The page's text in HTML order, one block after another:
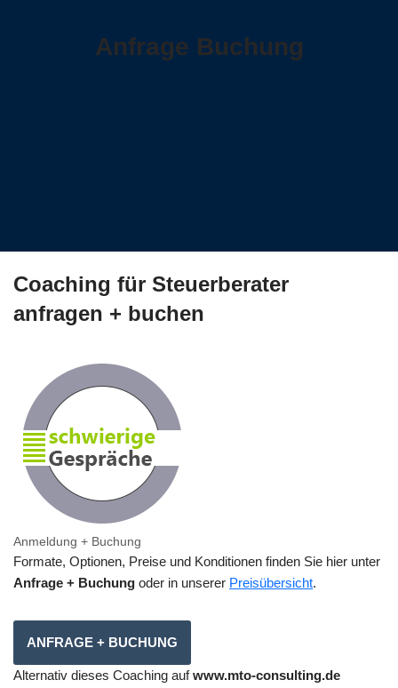
Anfrage Buchung
Coaching für Steuerberater
anfragen + buchen
Anmeldung + Buchung
Formate, Optionen, Preise und Konditionen finden Sie hier unter
Anfrage + Buchung oder in unserer Preisübersicht.
ANFRAGE + BUCHUNG
Alternativ dieses Coaching aufwww.mto-consulting.de